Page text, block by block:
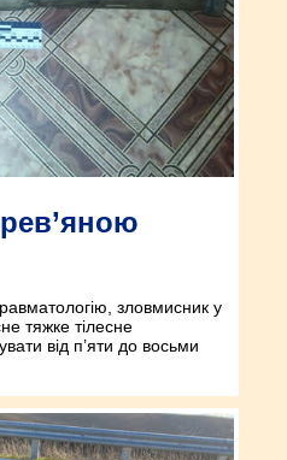
зловмисник у
тяжке тілесне
від п’яти до восьми